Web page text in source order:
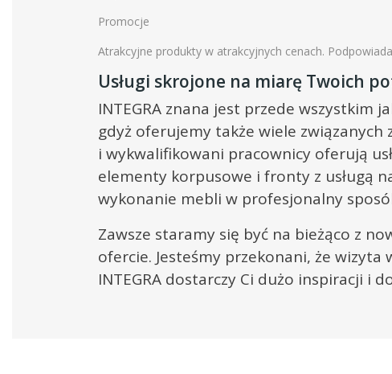
Promocje
Atrakcyjne produkty w atrakcyjnych cenach.
Usługi skrojone na miarę Twoich
INTEGRA znana jest przede wszystkim
gdyż oferujemy także wiele związanych
i wykwalifikowani pracownicy oferują
elementy korpusowe i fronty z usługą
wykonanie mebli w profesjonalny
Zawsze staramy się być na bieżąco z
ofercie. Jesteśmy przekonani, że wizyta
INTEGRA dostarczy Ci dużo inspiracji i